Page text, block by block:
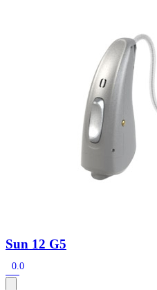
Signia hoortoestellenSignia Pure
Audio Service R LI 7
HoortoestelbatterijenWidex filters
Onderhoudsartikelen
Signia Active Mini IX - Oplaadbaar
De Signia Active Mini IX is het
Sun 12 G5
0.0